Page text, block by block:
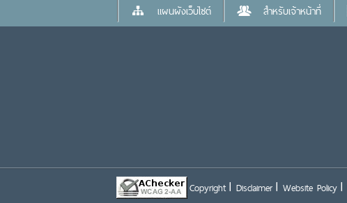
แผนผังเว็บไซต์ สำหรับเจ้าหน้าที่
Copyright Disclaimer Website Policy